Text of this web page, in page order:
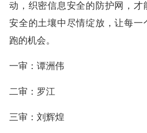
动，织密信息安全的防护网，才
安全的土壤中尽情绽放，让每一
跑的机会。
一审：谭洲伟
二审：罗江
三审：刘辉煌